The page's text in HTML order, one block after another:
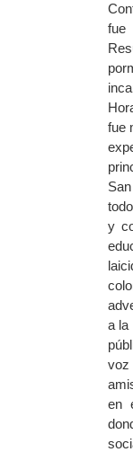
fue
fue
y
a la
voz
en